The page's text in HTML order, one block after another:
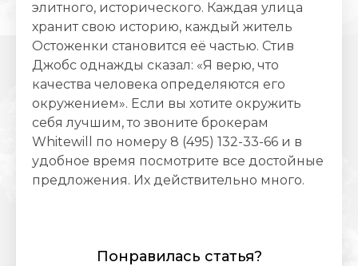
элитного, исторического. Каждая улица
хранит свою историю, каждый житель
Остоженки становится её частью. Стив
Джобс однажды сказал: «Я верю, что
качества человека определяются его
окружением». Если вы хотите окружить
себя лучшим, то звоните брокерам
Whitewill по номеру 8 (495) 132-33-66 и в
удобное время посмотрите все достойные
предложения. Их действительно много.
Понравилась статья?